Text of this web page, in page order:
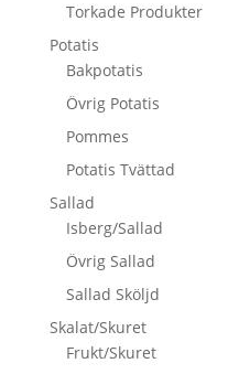
Torkade Produkter
Potatis
Bakpotatis
Övrig Potatis
Pommes
Potatis Tvättad
Sallad
Isberg/Sallad
Övrig Sallad
Sallad Sköljd
Skalat/Skuret
Frukt/Skuret